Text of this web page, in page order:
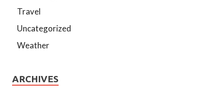
Travel
Uncategorized
Weather
ARCHIVES